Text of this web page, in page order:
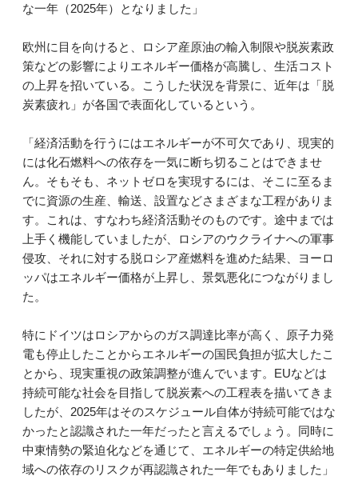
な一年（2025年）となりました」
欧州に目を向けると、ロシア産原油の輸入制限や脱炭素政
策などの影響によりエネルギー価格が高騰し、生活コスト
の上昇を招いている。こうした状況を背景に、近年は「脱
炭素疲れ」が各国で表面化しているという。
「経済活動を行うにはエネルギーが不可欠であり、現実的
には化石燃料への依存を一気に断ち切ることはできませ
ん。そもそも、ネットゼロを実現するには、そこに至るま
でに資源の生産、輸送、設置などさまざまな工程がありま
す。これは、すなわち経済活動そのものです。途中までは
上手く機能していましたが、ロシアのウクライナへの軍事
侵攻、それに対する脱ロシア産燃料を進めた結果、ヨーロ
ッパはエネルギー価格が上昇し、景気悪化につながりまし
た。
特にドイツはロシアからのガス調達比率が高く、原子力発
電も停止したことからエネルギーの国民負担が拡大したこ
とから、現実重視の政策調整が進んでいます。EUなどは
持続可能な社会を目指して脱炭素への工程表を描いてきま
したが、2025年はそのスケジュール自体が持続可能ではな
かったと認識された一年だったと言えるでしょう。同時に
中東情勢の緊迫化などを通じて、エネルギーの特定供給地
域への依存のリスクが再認識された一年でもありました」